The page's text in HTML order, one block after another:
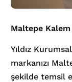
Maltepe Kalem
Yıldız
markanızı
şekilde temsil